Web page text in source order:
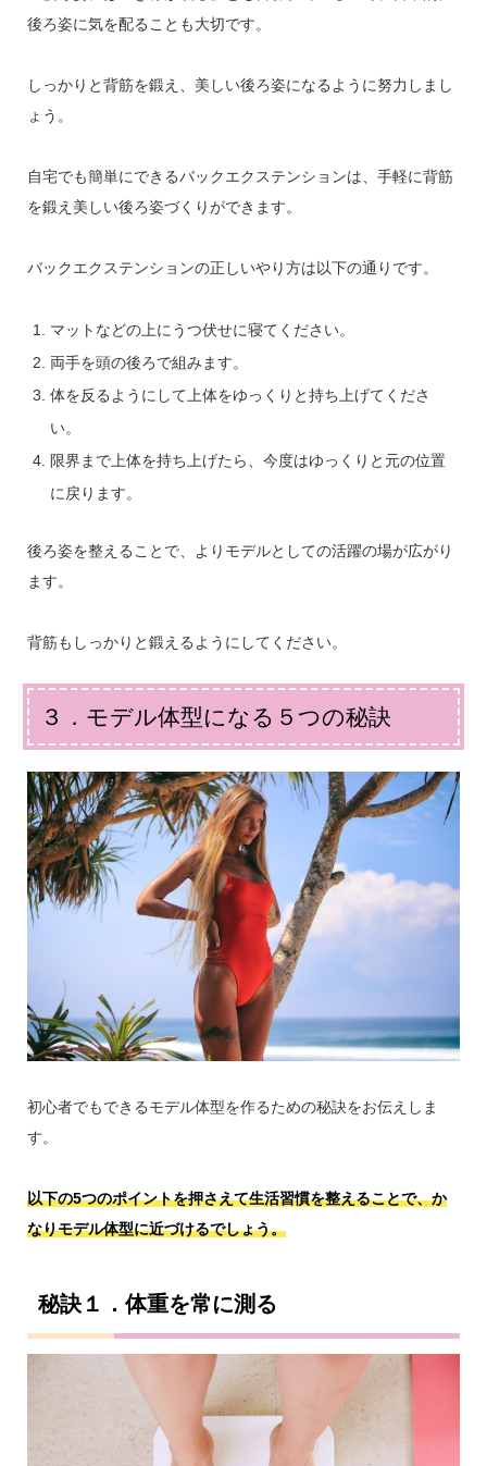
後ろ姿に気を配ることも大切です。
しっかりと背筋を鍛え、美しい後ろ姿になるように努力しまし
ょう。
自宅でも簡単にできるバックエクステンションは、手軽に背筋
を鍛え美しい後ろ姿づくりができます。
バックエクステンションの正しいやり方は以下の通りです。
マットなどの上にうつ伏せに寝てください。
両手を頭の後ろで組みます。
体を反るようにして上体をゆっくりと持ち上げてくださ
い。
限界まで上体を持ち上げたら、今度はゆっくりと元の位置
に戻ります。
後ろ姿を整えることで、よりモデルとしての活躍の場が広がり
ます。
背筋もしっかりと鍛えるようにしてください。
３．モデル体型になる５つの秘訣
初心者でもできるモデル体型を作るための秘訣をお伝えしま
す。
以下の5つのポイントを押さえて生活習慣を整えることで、か
なりモデル体型に近づけるでしょう。
秘訣１．体重を常に測る